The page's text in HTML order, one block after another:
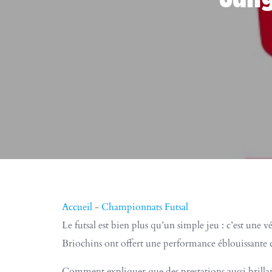
Accueil-Championnats Futsal
Le futsal est bien plus qu’un simple jeu : c’est
Briochins ont offert une performance éblouissante